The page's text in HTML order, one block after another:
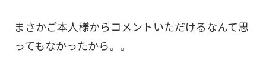
まさかご本人様からコメントいただけるなんて思
ってもなかったから。。